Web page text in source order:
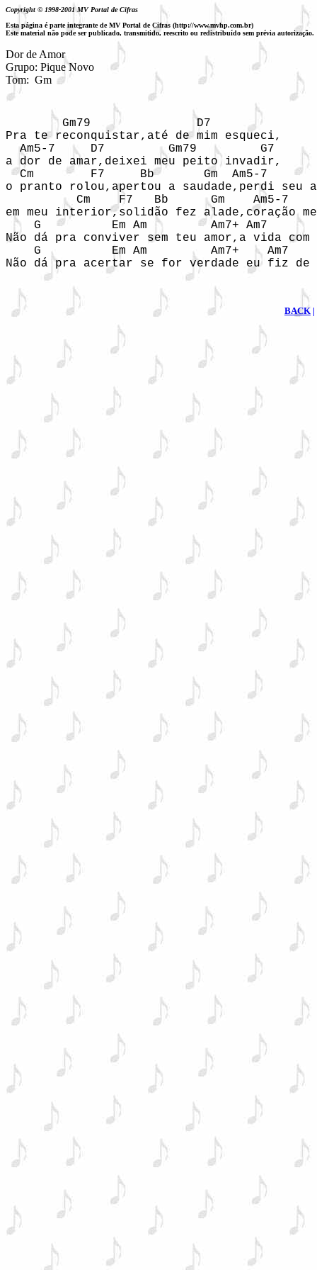
Copyright © 1998-2001 MV Portal de Cifras
Esta página é parte integrante de MV Portal de Cifras (http://www.mvhp.com.br)
Este material não pode ser publicado, transmitido, reescrito ou redistribuído sem prévia autorização.
Dor de Amor
Grupo: Pique Novo
Tom:  Gm
        Gm79               D7
Pra te reconquistar,até de mim esqueci,
  Am5-7     D7         Gm79         G7
a dor de amar,deixei meu peito invadir,
Cm        F7     Bb       Gm  Am5-7
o pranto rolou,apertou a saudade,perdi seu
Cm    F7   Bb      Gm    Am5-7
em meu interior,solidão fez alade,coração
G          Em Am         Am7+ Am7
Não dá pra conviver sem teu amor,a vida
G          Em Am         Am7+    Am7
Não dá pra acertar se for verdade eu fiz de
BACK |